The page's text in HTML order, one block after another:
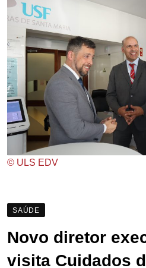
© ULS EDV
SAÚDE
Novo diretor
visita Cuidados